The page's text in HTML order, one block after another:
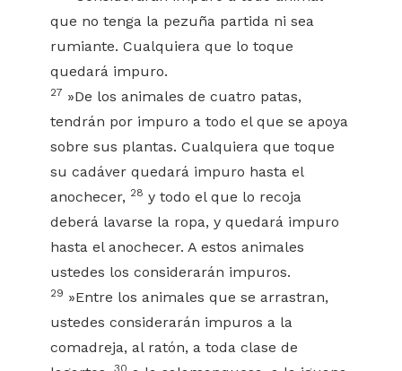
que no tenga la pezuña partida ni sea
rumiante. Cualquiera que lo toque
quedará impuro.
27 »De los animales de cuatro patas,
tendrán por impuro a todo el que se apoya
sobre sus plantas. Cualquiera que toque
su cadáver quedará impuro hasta el
anochecer, 28 y todo el que lo recoja
deberá lavarse la ropa, y quedará impuro
hasta el anochecer. A estos animales
ustedes los considerarán impuros.
29 »Entre los animales que se arrastran,
ustedes considerarán impuros a la
comadreja, al ratón, a toda clase de
30